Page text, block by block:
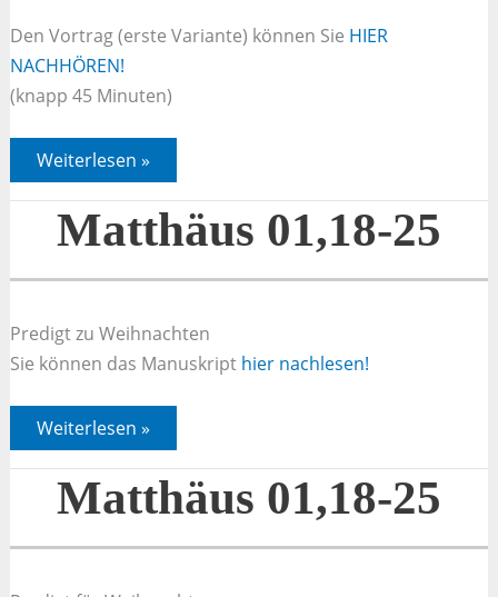
Den Vortrag (erste Variante) können Sie HIER
NACHHÖREN!
(knapp 45 Minuten)
Geboren
von
der
Jungfrau
Maria?
Weiterlesen »
Matthäus 01,18-25
Predigt zu Weihnachten
Sie können das Manuskript hier nachlesen!
Matthäus
01,18-
25
Weiterlesen »
Matthäus 01,18-25